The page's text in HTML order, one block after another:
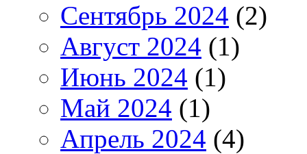
Сентябрь 2024 (2)
Август 2024 (1)
Июнь 2024 (1)
Май 2024 (1)
Апрель 2024 (4)